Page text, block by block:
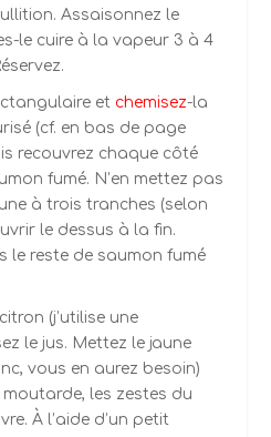
Assaisonnez le
le cuire à la vapeur 3 à 4
et chemisez-la
(cf. en bas de page
recouvrez chaque côté
fumé. N’en mettez pas
à trois tranches (selon
le dessus à la fin.
le reste de saumon fumé
(j’utilise une
le jus. Mettez le jaune
vous en aurez besoin)
les zestes du
À l’aide d’un petit